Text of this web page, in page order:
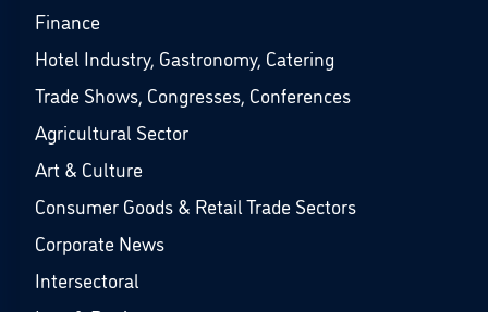
Finance
Hotel Industry, Gastronomy, Catering
Trade Shows, Congresses, Conferences
Agricultural Sector
Art & Culture
Consumer Goods & Retail Trade Sectors
Corporate News
Intersectoral